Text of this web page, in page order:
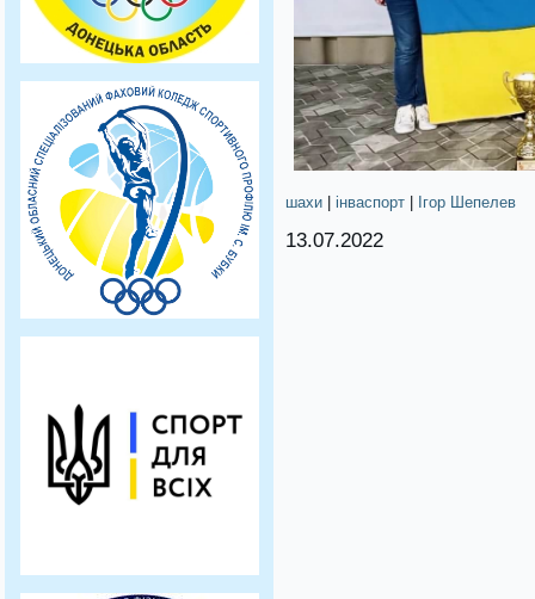
шахи інваспорт Ігор Шепелев
13.07.2022